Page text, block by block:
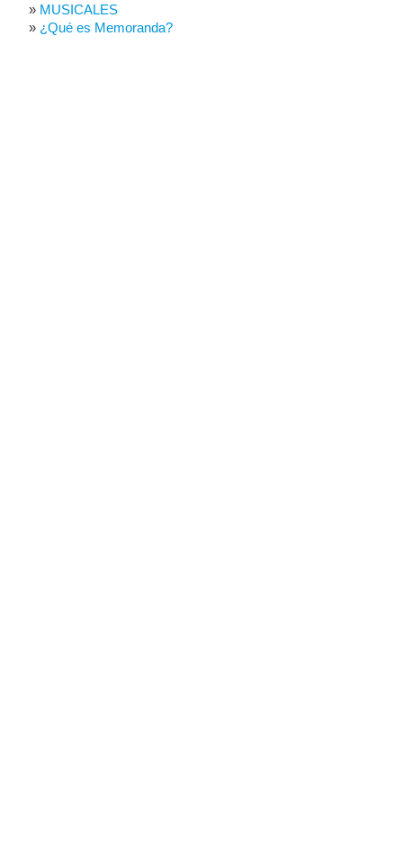
MUSICALES
¿Qué es Memoranda?